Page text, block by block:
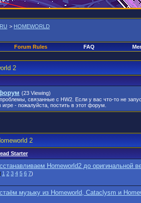
> HOMEWORLD
Forum Rules FAQ
2
(23 Viewing)
связанные с HW2. Если у вас что-то не
- пожалуйста, постить в этот форум.
2
Starter
Homeworld2 до оригинальной
1 2 3 4 5 6 7)
музыку из Homeworld, Cataclysm и